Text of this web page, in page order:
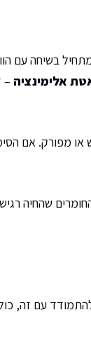
בשיחה עם
אלימינציה –
או מפורק. אם
שהחיה
להתמודד עם זה,